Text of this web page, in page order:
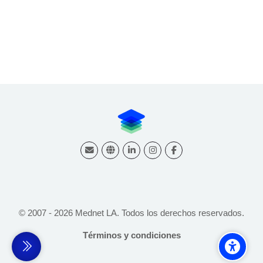
© 2007 - 2026 Mednet LA. Todos los derechos reservados.
Términos y condiciones